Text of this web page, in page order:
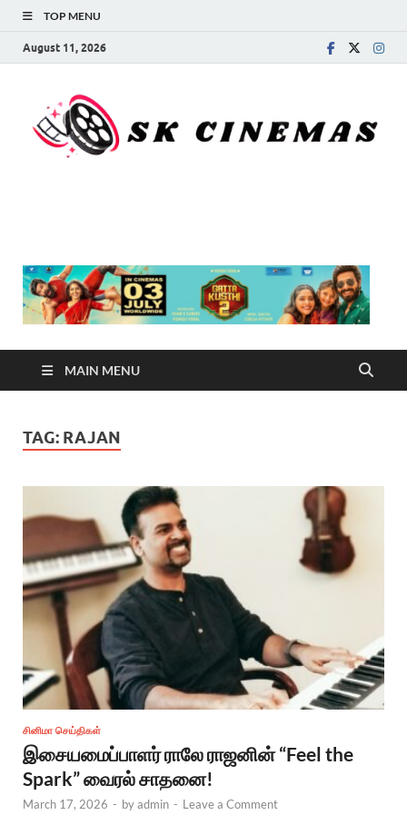
TOP MENU
August 11, 2026
MAIN MENU
TAG: RAJAN
சினிமா செய்திகள்
இசையமைப்பாளர் ராலே ராஜனின் “Feel the
Spark” வைரல் சாதனை!
March 17, 2026 - byadmin - Leave a Comment